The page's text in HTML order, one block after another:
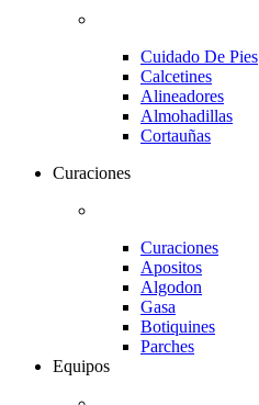
Cuidado De Pies
Calcetines
Alineadores
Almohadillas
Cortauñas
Curaciones
Curaciones
Apositos
Algodon
Gasa
Botiquines
Parches
Equipos